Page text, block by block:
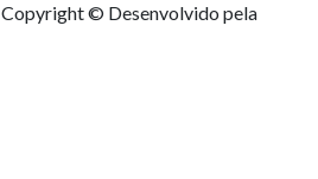
Copyright © Desenvolvido pela